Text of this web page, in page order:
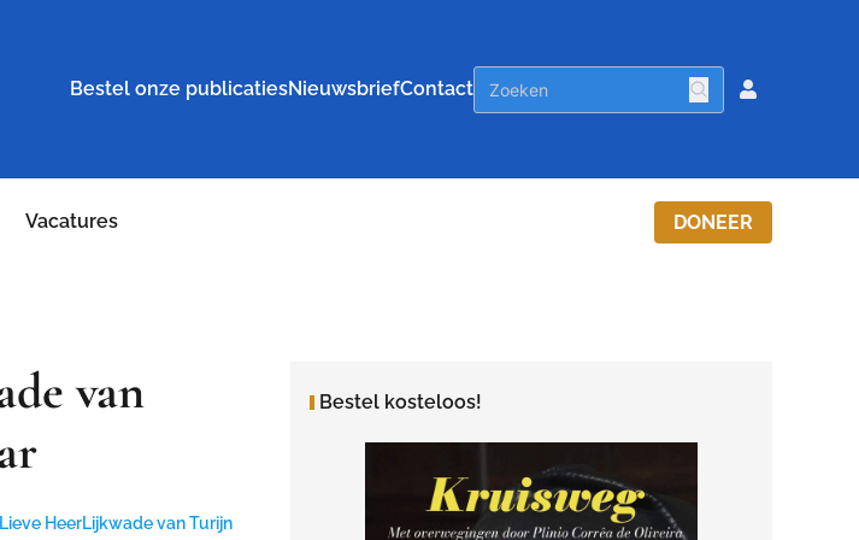
Bestel onze publicatiesNieuwsbriefContact
Vacatures DONEER
van
HeerLijkwade van Turijn
Bestel kosteloos!